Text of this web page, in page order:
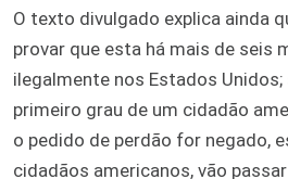
O texto divulgado explica ainda
provar que esta há mais de seis
ilegalmente nos Estados
primeiro grau de um cidadão
o pedido de perdão for negado,
cidadãos americanos, vão